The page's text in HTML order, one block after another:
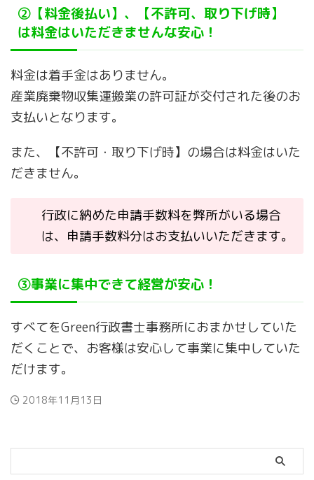
②【料金後払い】、【不許可、取り下げ時】
は料金はいただきませんな安心！
料金は着手金はありません。
産業廃棄物収集運搬業の許可証が交付された後のお
支払いとなります。
また、【不許可・取り下げ時】の場合は料金はいた
だきません。
行政に納めた申請手数料を弊所がいる場合
は、申請手数料分はお支払いいただきます。
③事業に集中できて経営が安心！
すべてをGreen行政書士事務所におまかせしていた
だくことで、お客様は安心して事業に集中していた
だけます。
2018年11月13日